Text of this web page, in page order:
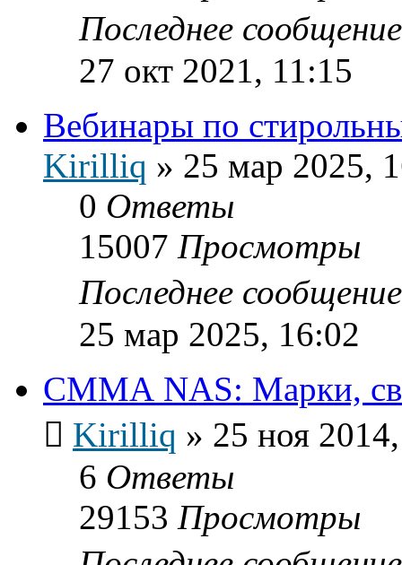
Последнее
27 окт 2021, 11:15
Вебинары по
Kirilliq » 25 мар 2025,
0 Ответы
15007 Просмотры
Последнее
25 мар 2025, 16:02
СММА NAS: Марки,
Kirilliq » 25 ноя
6 Ответы
29153 Просмотры